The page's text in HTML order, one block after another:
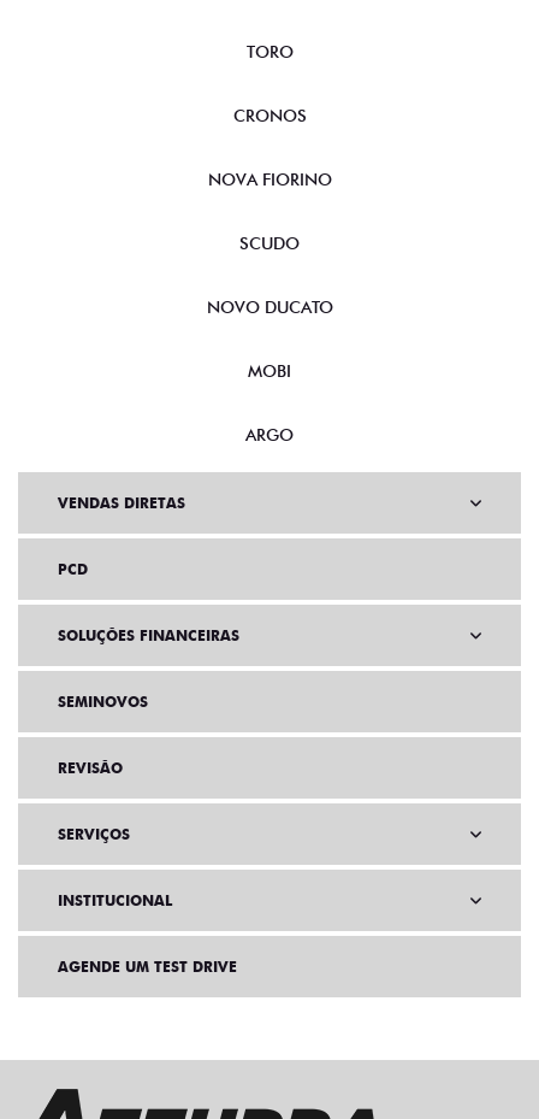
TORO
CRONOS
NOVA FIORINO
SCUDO
NOVO DUCATO
MOBI
ARGO
VENDAS DIRETAS
PCD
SOLUÇÕES FINANCEIRAS
SEMINOVOS
REVISÃO
SERVIÇOS
INSTITUCIONAL
AGENDE UM TEST DRIVE